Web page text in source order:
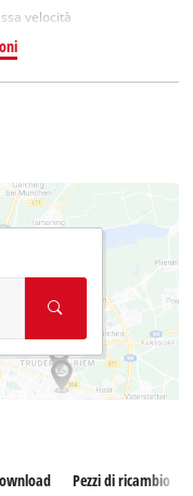
velocità
Pezzi di ricambio